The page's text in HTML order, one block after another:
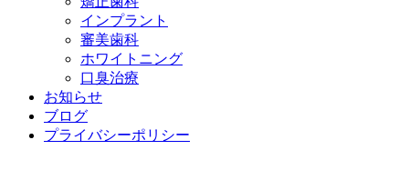
インプラント
審美歯科
ホワイトニング
口臭治療
お知らせ
ブログ
プライバシーポリシー